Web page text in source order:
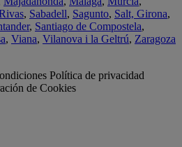
, Sabadell, Sagunto, Salt, Girona,
, Santiago de Compostela,
, Viana, Vilanova i la Geltrú, Zaragoza
Política de privacidad
de Cookies